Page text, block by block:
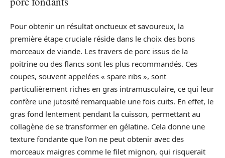
Pour obtenir un résultat onctueux et savoureux, la
première étape cruciale réside dans le choix des bons
morceaux de viande. Les travers de porc issus de la
poitrine ou des flancs sont les plus recommandés. Ces
coupes, souvent appelées « spare ribs », sont
particulièrement riches en gras intramusculaire, ce qui leur
confère une jutosité remarquable une fois cuits. En effet, le
gras fond lentement pendant la cuisson, permettant au
collagène de se transformer en gélatine. Cela donne une
texture fondante que l’on ne peut obtenir avec des
morceaux maigres comme le filet mignon, qui risquerait